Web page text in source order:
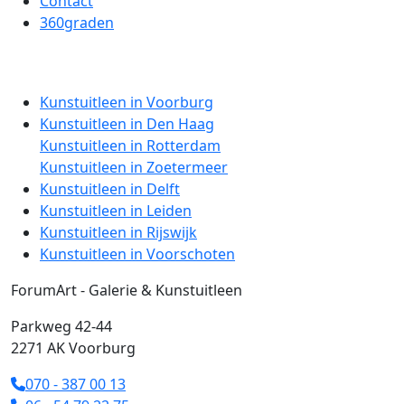
360graden
Kunstuitleen in Voorburg
Kunstuitleen in Den Haag
Kunstuitleen in Rotterdam
Kunstuitleen in Zoetermeer
Kunstuitleen in Delft
Kunstuitleen in Leiden
Kunstuitleen in Rijswijk
Kunstuitleen in Voorschoten
ForumArt - Galerie & Kunstuitleen
Parkweg 42-44
2271 AK Voorburg
070 - 387 00 13